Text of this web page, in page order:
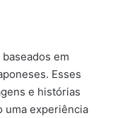
em
Esses
e histórias
uma experiência